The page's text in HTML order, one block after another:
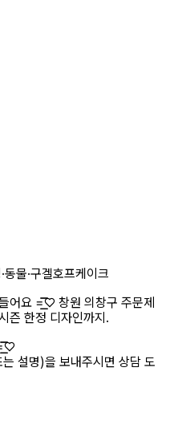
물·구겔호프케이크
어요 =͟͟͞͞♡ 창원 의창구 주문제
즌 한정 디자인까지.
설명)을 보내주시면 상담 도